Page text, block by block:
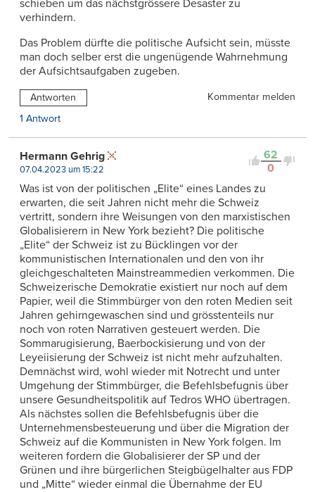
schieben um das nächstgrössere Desaster zu
verhindern.
Das Problem dürfte die politische Aufsicht sein, müsste
man doch selber erst die ungenügende Wahrnehmung
der Aufsichtsaufgaben zugeben.
Antworten
Kommentar melden
1 Antwort
62
0
Hermann Gehrig
07.04.2023 um 15:22
Was ist von der politischen „Elite“ eines Landes zu
erwarten, die seit Jahren nicht mehr die Schweiz
vertritt, sondern ihre Weisungen von den marxistischen
Globalisierern in New York bezieht? Die politische
„Elite“ der Schweiz ist zu Bücklingen vor der
kommunistischen Internationalen und den von ihr
gleichgeschalteten Mainstreammedien verkommen. Die
Schweizerische Demokratie existiert nur noch auf dem
Papier, weil die Stimmbürger von den roten Medien seit
Jahren gehirngewaschen sind und grösstenteils nur
noch von roten Narrativen gesteuert werden. Die
Sommarugisierung, Baerbockisierung und von der
Leyeiisierung der Schweiz ist nicht mehr aufzuhalten.
Demnächst wird, wohl wieder mit Notrecht und unter
Umgehung der Stimmbürger, die Befehlsbefugnis über
unsere Gesundheitspolitik auf Tedros WHO übertragen.
Als nächstes sollen die Befehlsbefugnis über die
Unternehmensbesteuerung und über die Migration der
Schweiz auf die Kommunisten in New York folgen. Im
weiteren fordern die Globalisierer der SP und der
Grünen und ihre bürgerlichen Steigbügelhalter aus FDP
und „Mitte“ wieder einmal die Übernahme der EU